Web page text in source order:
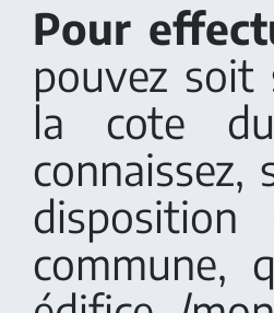
Pour
pouvez
la cote
commune,